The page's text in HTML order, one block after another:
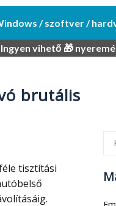
/ szoftver /
Ingyen vihető 🎁
brutális
tisztítási